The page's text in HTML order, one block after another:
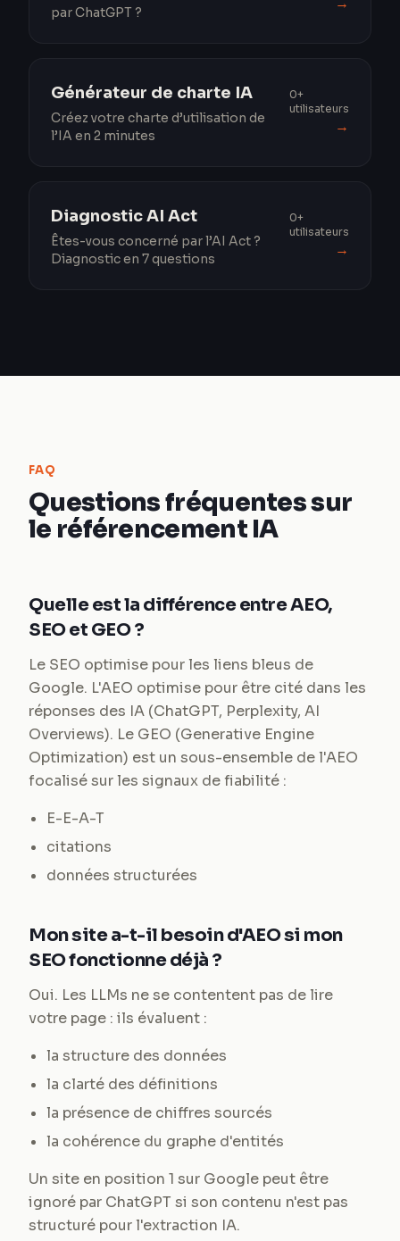
par ChatGPT ?
Générateur de charte IA
Créez votre charte d’utilisation de
l’IA en 2 minutes
0+
utilisateurs
→
Diagnostic AI Act
Êtes-vous concerné par l’AI Act ?
Diagnostic en 7 questions
0+
utilisateurs
→
FAQ
Questions fréquentes sur
le référencement IA
Quelle est la différence entre AEO,
SEO et GEO ?
Le SEO optimise pour les liens bleus de
Google. L'AEO optimise pour être cité dans les
réponses des IA (ChatGPT, Perplexity, AI
Overviews). Le GEO (Generative Engine
Optimization) est un sous-ensemble de l'AEO
focalisé sur les signaux de fiabilité :
E-E-A-T
citations
données structurées
Mon site a-t-il besoin d'AEO si mon
SEO fonctionne déjà ?
Oui. Les LLMs ne se contentent pas de lire
votre page : ils évaluent :
la structure des données
la clarté des définitions
la présence de chiffres sourcés
la cohérence du graphe d'entités
Un site en position 1 sur Google peut être
ignoré par ChatGPT si son contenu n'est pas
structuré pour l'extraction IA.